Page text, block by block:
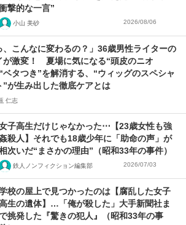
撃的な一言”
小山 美砂 2026/08/06
、こんなに変わるの？」36歳男性ライターの
が激変！ 夏場に気になる“頭皮のニオ
ベタつき”を解消する、“ウィッグのスペシャ
”が生み出した徹底ケアとは
仁志
子高生だけじゃなかった⋯【23歳女性も強
殺人】それでも18歳少年に「助命の声」が
次いだ“まさかの理由”（昭和33年の事件）
鉄人ノンフィクション編集部 2026/07/03
校の屋上で見つかったのは【腐乱した女子
生の遺体】…「俺が殺した」大手新聞社ま
挑発した『驚きの犯人』（昭和33年の事